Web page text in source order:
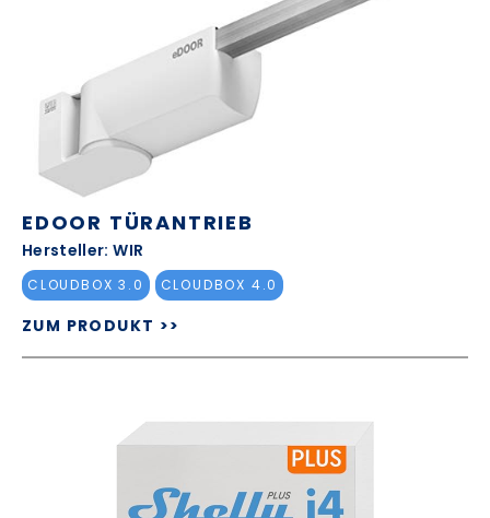
EDOOR TÜRANTRIEB
Hersteller: WIR
CLOUDBOX 3.0 CLOUDBOX 4.0
ZUM PRODUKT >>